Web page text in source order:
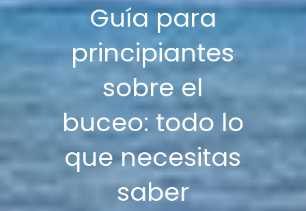
Guía para
principiantes
sobre el
buceo: todo lo
que necesitas
saber